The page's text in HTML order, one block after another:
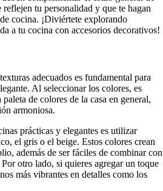
tu personalidad y que te hagan
cocina. ¡Diviértete explorando
a tu cocina con accesorios decorativos!
adecuados es fundamental para
Al seleccionar los colores, es
de colores de la casa en general,
armoniosa.
prácticas y elegantes es utilizar
el gris o el beige. Estos colores crean
además de ser fáciles de combinar con
otro lado, si quieres agregar un toque
más vibrantes en detalles como los